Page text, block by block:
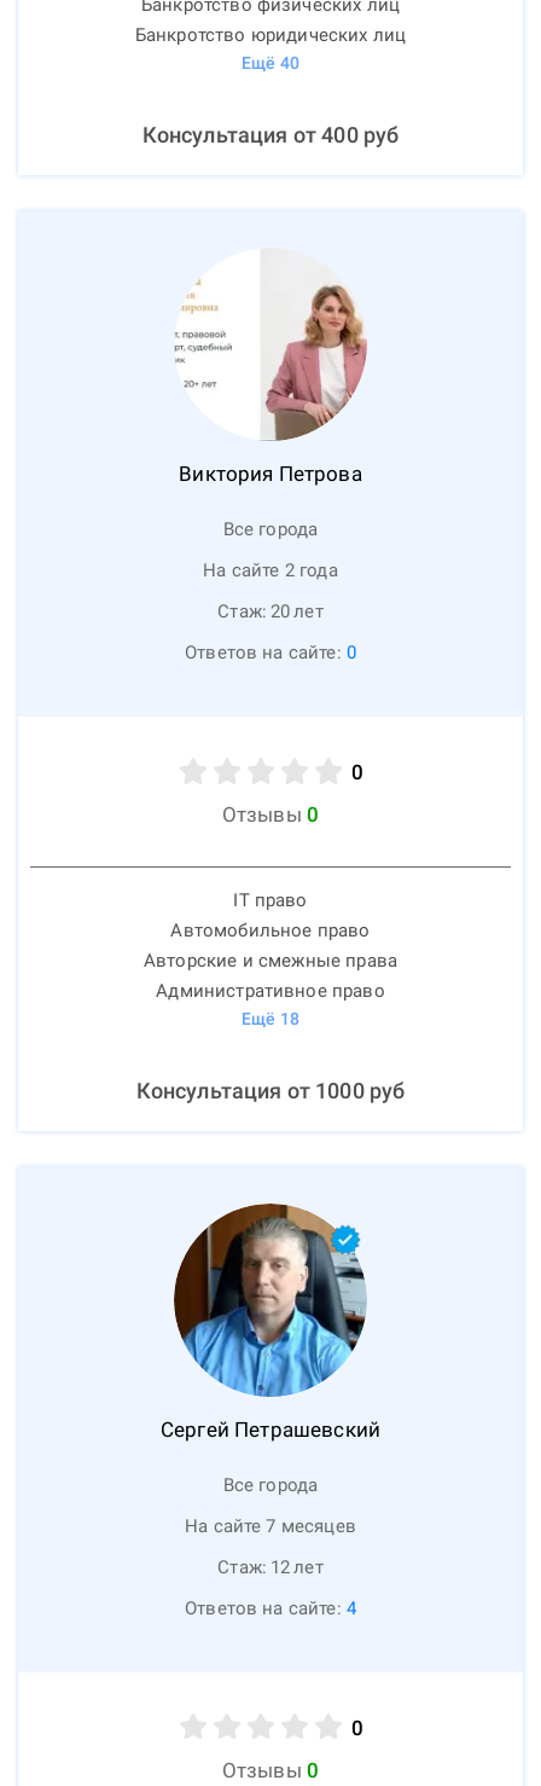
Банкротство физических лиц
Банкротство юридических лиц
Ещё 40
Консультация от400руб
Виктория Петрова
Все города
На сайте 2 года
Стаж: 20лет
Ответов на сайте: 0
0
Отзывы 0
IT право
Автомобильное право
Авторские и смежные права
Административное право
Ещё 18
Консультация от 1000руб
Сергей Петрашевский
Все города
На сайте 7 месяцев
Стаж: 12лет
Ответов на сайте: 4
0
Отзывы 0